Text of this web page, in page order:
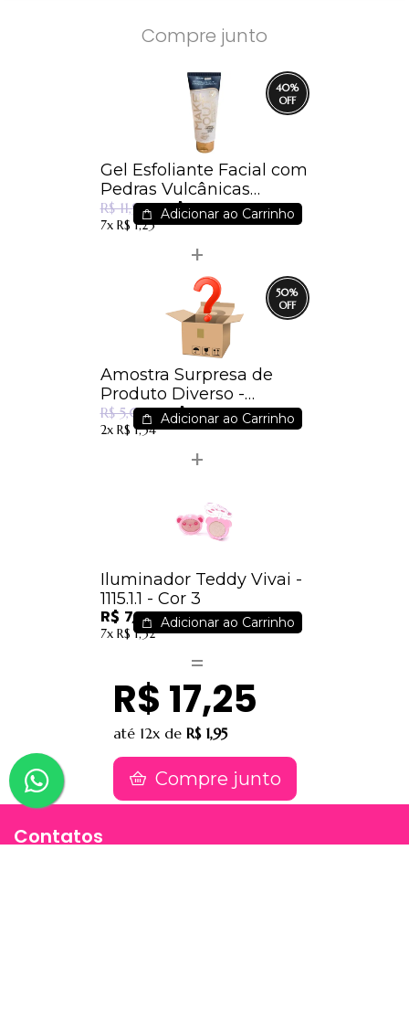
Compre junto
40%
Gel Esfoliante Facial com
Pedras Vulcânicas
Dermachem
R$ 11,90 R$ 7,11
7x R$ 1,23
Adicionar ao Carrinho
50%
Amostra Surpresa de
Produto Diverso -
Surpreenda-se
R$ 5,00 R$ 2,49
2x R$ 1,34
Adicionar ao Carrinho
Iluminador Teddy Vivai -
1115.1.1 - Cor 3
R$ 7,65
7x R$ 1,32
Adicionar ao Carrinho
R$ 17,25
até 12x de R$ 1,95
Compre junto
Contatos